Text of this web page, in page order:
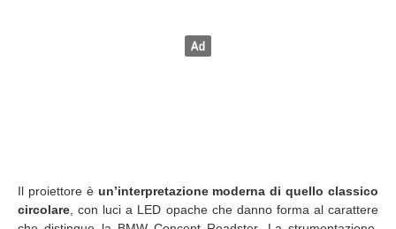
Il proiettore è un’interpretazione moderna di quello classico
circolare , con luci a LED opache che danno forma al carattere